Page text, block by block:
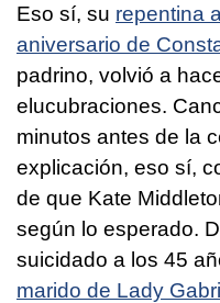
Eso sí, su repentina
aniversario de
padrino, volvió a
elucubraciones.
minutos antes de la
explicación, eso sí,
de que Kate
según lo esperado.
suicidado a los 45
marido de Lady